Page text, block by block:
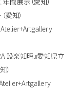
知）
Atelier+Artgallery
楽知昭』愛知県立
）